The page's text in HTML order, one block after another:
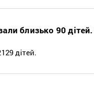
близько 90 дітей.
дітей.